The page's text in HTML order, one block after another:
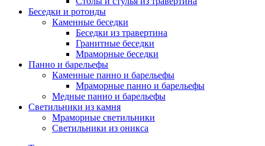
Беседки и ротонды
Каменные беседки
Беседки из травертина
Гранитные беседки
Мраморные беседки
Панно и барельефы
Каменные панно и барельефы
Мраморные панно и барельефы
Медные панно и барельефы
Светильники из камня
Мраморные светильники
Светильники из оникса